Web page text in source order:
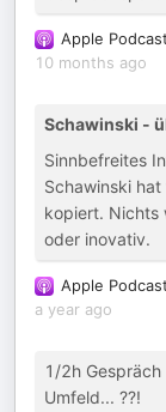
Apple
10 months ago
Schawinski -
Sinnbefreites
Schawinski
kopiert. Nichts
oder inovativ.
Apple
a year ago
1/2h
Umfeld... ??!